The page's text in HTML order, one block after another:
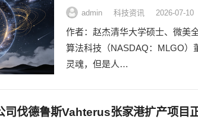
admin 科技资讯 2026-07-10
作者：赵杰清华大学硕士、微美
算法科技（NASDAQ：MLGO）
灵魂，但是人…
司伐德鲁斯Vahterus张家港扩产项目